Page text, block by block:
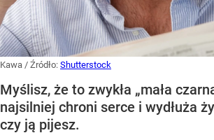
Kawa / Źródło: Shutterstock
Myślisz, że to zwykła „mała
najsilniej chroni serce i wydłuża
czy ją pijesz.